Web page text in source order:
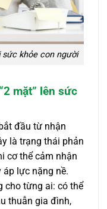
khỏe con người
mặt” lên sức
đầu từ nhận
là trạng thái phản
cơ thể cảm nhận
áp lực nặng nề.
cho từng ai: có thể
thuẫn gia đình,